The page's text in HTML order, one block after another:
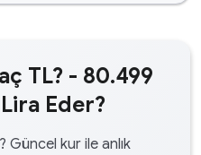
TL? - 80.499
Eder?
Güncel kur ile anlık